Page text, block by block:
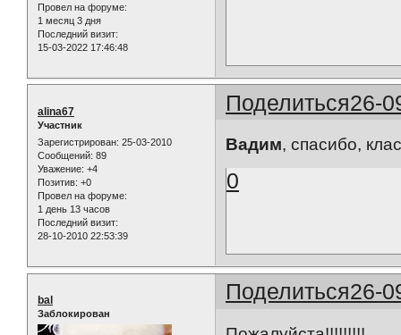
Провел на форуме:
1 месяц 3 дня
Последний визит:
15-03-2022 17:46:48
Поделиться26-
alina67
Участник
Зарегистрирован: 25-03-2010
Сообщений: 89
Уважение: +4
Позитив: +0
Провел на форуме:
1 день 13 часов
Последний визит:
28-10-2010 22:53:39
Вадим, спасибо,
0
Поделиться26-
bal
Заблокирован